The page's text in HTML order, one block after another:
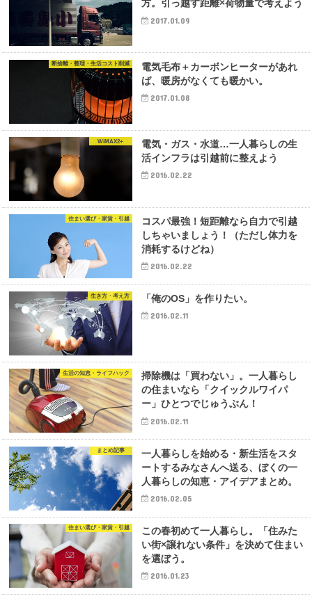
方。引っ越す距離×荷物量で考えよう
2017.01.09
断捨離・整理・生活コスト削減
電気毛布＋カーボンヒーターがあれ
ば、暖房がなくても暖かい。
2017.01.08
WiMAX2+
電気・ガス・水道…一人暮らしの生
活インフラは引越前に整えよう
2016.02.22
住まい選び・家賃・引越
コスパ最強！短距離なら自力で引越
しちゃいましょう！（ただし体力を
消耗するけどね）
2016.02.22
生き方・考え方 「俺のOS」を作りたい。
2016.02.11
生活の知恵・ライフハック
掃除機は「買わない」。一人暮らし
の住まいなら「クイックルワイパ
ー」ひとつでじゅうぶん！
2016.02.11
まとめ記事
一人暮らしを始める・新生活をスタ
ートするみなさんへ送る、ぼくの一
人暮らしの知恵・アイデアまとめ。
2016.02.05
住まい選び・家賃・引越
この春初めて一人暮らし。「住みた
い街×譲れない条件」を決めて住まい
を選ぼう。
2016.01.23